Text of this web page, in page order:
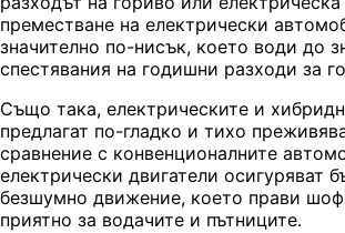
преместване на електрически
значително по-нисък, което води до
спестявания на годишни разходи за
Също така, електрическите и
предлагат по-гладко и тихо
сравнение с конвенционалните
електрически двигатели осигуряват
безшумно движение, което прави
приятно за водачите и пътниците.